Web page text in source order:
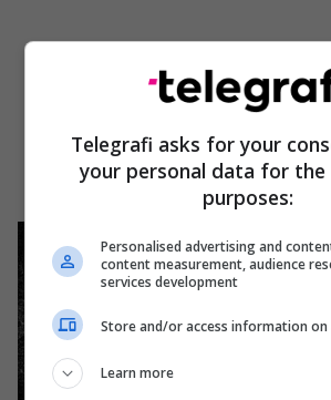
Telegrafi asks for your
your personal data for
purposes:
Personalised advertising and
content measurement, audience
services development
Store and/or access information on
Learn more